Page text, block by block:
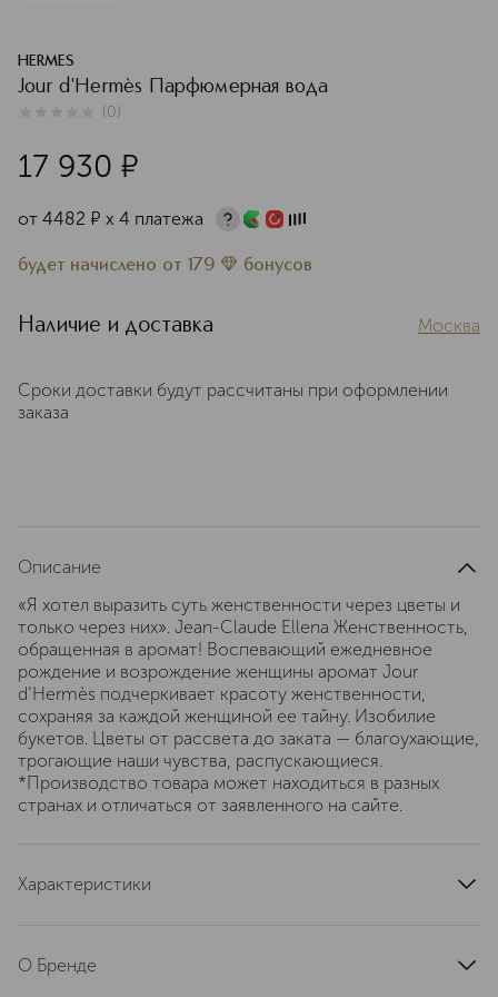
HERMES
Jour d'Hermès Парфюмерная вода
(0)
17 930 ¤
от 4482 ¤ х 4 платежа
будет начислено от 179 бонусов
Наличие и доставка Москва
Сроки доставки будут рассчитаны при оформлении
заказа
Описание
«Я хотел выразить суть женственности через цветы и
только через них». Jean-Claude Ellena Женственность,
обращенная в аромат! Воспевающий ежедневное
рождение и возрождение женщины аромат Jour
d’Hermès подчеркивает красоту женственности,
сохраняя за каждой женщиной ее тайну. Изобилие
букетов. Цветы от рассвета до заката — благоухающие,
трогающие наши чувства, распускающиеся.
*Производство товара может находиться в разных
странах и отличаться от заявленного на сайте.
Характеристики
верхние ноты
О Бренде